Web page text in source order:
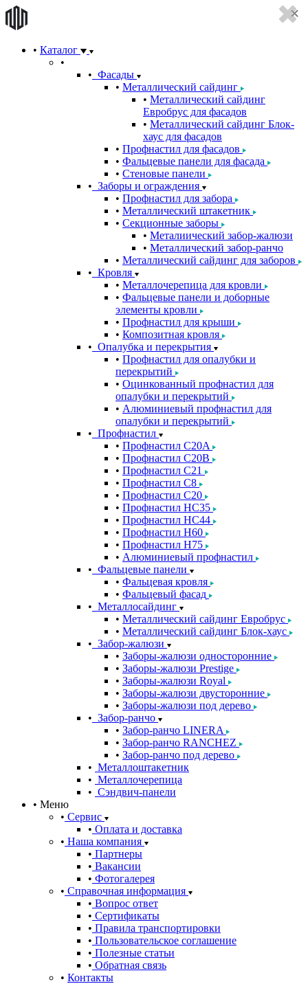
Каталог
Фасады
Металлический сайдинг
Металлический сайдинг
Евробрус для фасадов
Металлический сайдинг Блок-
хаус для фасадов
Профнастил для фасадов
Фальцевые панели для фасада
Стеновые панели
Заборы и ограждения
Профнастил для забора
Металлический штакетник
Секционные заборы
Металиический забор-жалюзи
Металлический забор-ранчо
Металлический сайдинг для заборов
Кровля
Металлочерепица для кровли
Фальцевые панели и доборные
элементы кровли
Профнастил для крыши
Композитная кровля
Опалубка и перекрытия
Профнастил для опалубки и
перекрытий
Оцинкованный профнастил для
опалубки и перекрытий
Алюминиевый профнастил для
опалубки и перекрытий
Профнастил
Профнастил С20A
Профнастил С20B
Профнастил С21
Профнастил С8
Профнастил С20
Профнастил НС35
Профнастил НС44
Профнастил Н60
Профнастил Н75
Алюминиевый профнастил
Фальцевые панели
Фальцевая кровля
Фальцевый фасад
Металлосайдинг
Металлический сайдинг Евробрус
Металлический сайдинг Блок-хаус
Забор-жалюзи
Заборы-жалюзи односторонние
Заборы-жалюзи Prestige
Заборы-жалюзи Royal
Заборы-жалюзи двусторонние
Заборы-жалюзи под дерево
Забор-ранчо
Забор-ранчо LINERA
Забор-ранчо RANCHEZ
Забор-ранчо под дерево
Металлоштакетник
Металлочерепица
Сэндвич-панели
Меню
Сервис
Оплата и доставка
Наша компания
Партнеры
Вакансии
Фотогалерея
Справочная информация
Вопрос ответ
Сертификаты
Правила транспортировки
Пользовательское соглашение
Полезные статьи
Обратная связь
Контакты